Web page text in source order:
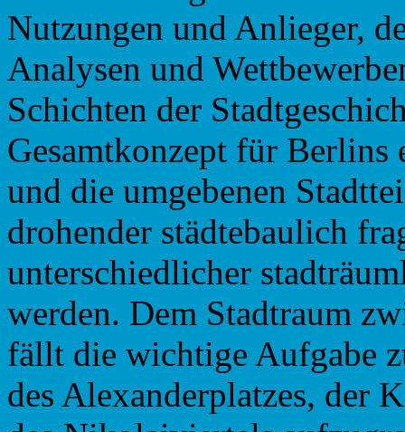
Nutzungen und Anlieger,
Analysen und
Schichten der
Gesamtkonzept für
und die umgebenen
drohender städtebaulich
unterschiedlicher
werden. Dem Stadtraum
fällt die wichtige Aufgabe
des Alexanderplatzes, der